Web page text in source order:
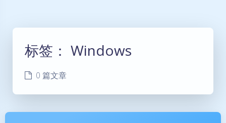
标签： Windows
0 篇文章